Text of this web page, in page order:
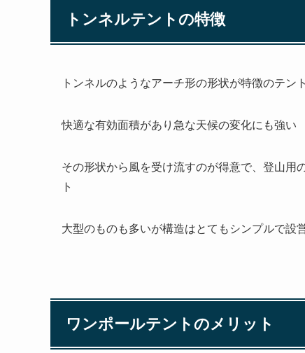
トンネルテントの特徴
トンネルのようなアーチ形の形状が特徴のテント
快適な有効面積があり急な天候の変化にも強い
その形状から風を受け流すのが得意で、登山用
ト
大型のものも多いが構造はとてもシンプルで設
ワンポールテントのメリット